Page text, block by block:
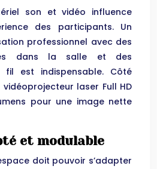
son et vidéo influence
des participants. Un
professionnel avec des
dans la salle et des
fil est indispensable. Côté
laser Full HD
pour une image nette
et modulable
doit pouvoir s’adapter